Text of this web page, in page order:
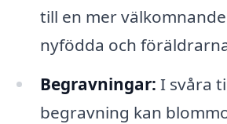
till en mer
nyfödda och
Begravningar: I svåra
begravning kan